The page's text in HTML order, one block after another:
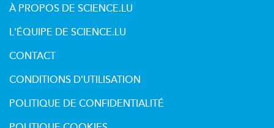
À PROPOS DE SCIENCE.LU
L'ÉQUIPE DE SCIENCE.LU
CONTACT
CONDITIONS D'UTILISATION
POLITIQUE DE CONFIDENTIALITÉ